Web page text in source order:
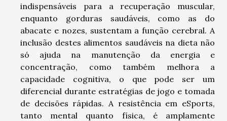
indispensáveis para a recuperação muscular,
enquanto gorduras saudáveis, como as do
abacate e nozes, sustentam a função cerebral. A
inclusão destes alimentos saudáveis na dieta não
só ajuda na manutenção da energia e
concentração, como também melhora a
capacidade cognitiva, o que pode ser um
diferencial durante estratégias de jogo e tomada
de decisões rápidas. A resistência em eSports,
tanto mental quanto física, é amplamente